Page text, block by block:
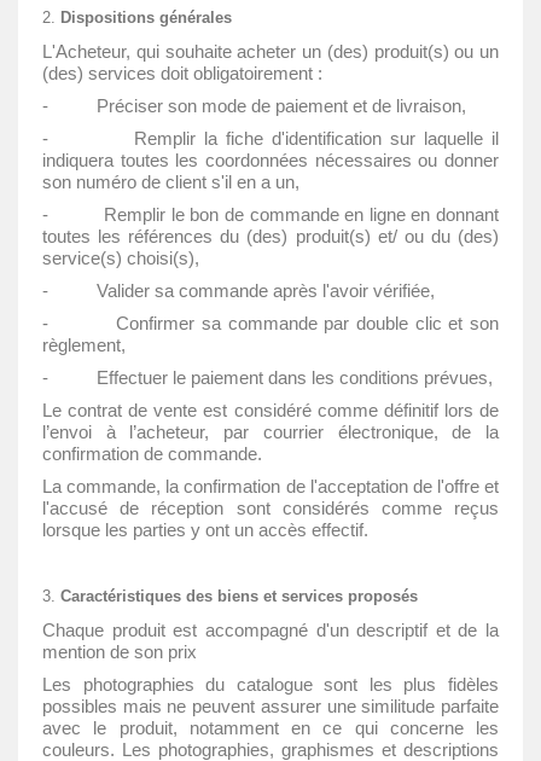
Dispositions générales
L'Acheteur, qui souhaite acheter un (des) produit(s) ou un
(des) services doit obligatoirement :
- Préciser son mode de paiement et de livraison,
- Remplir la fiche d'identification sur laquelle il
indiquera toutes les coordonnées nécessaires ou donner
son numéro de client s'il en a un,
- Remplir le bon de commande en ligne en donnant
toutes les références du (des) produit(s) et/ ou du (des)
service(s) choisi(s),
- Valider sa commande après l'avoir vérifiée,
- Confirmer sa commande par double clic et son
règlement,
- Effectuer le paiement dans les conditions prévues,
Le contrat de vente est considéré comme définitif lors de
l’envoi à l’acheteur, par courrier électronique, de la
confirmation de commande.
La commande, la confirmation de l'acceptation de l'offre et
l'accusé de réception sont considérés comme reçus
lorsque les parties y ont un accès effectif.
Caractéristiques des biens et services proposés
Chaque produit est accompagné d'un descriptif et de la
mention de son prix
Les photographies du catalogue sont les plus fidèles
possibles mais ne peuvent assurer une similitude parfaite
avec le produit, notamment en ce qui concerne les
couleurs. Les photographies, graphismes et descriptions